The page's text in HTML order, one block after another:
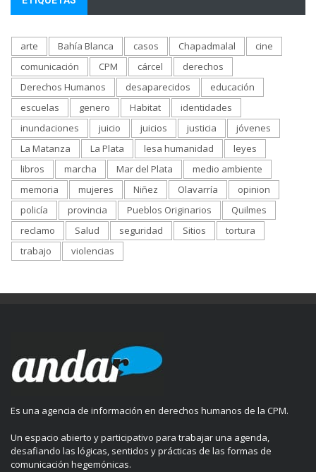
arte Bahía Blanca casos Chapadmalal
cine
comunicación
CPM cárcel
derechos
Derechos Humanos
desaparecidos
educación
escuelas
genero Habitat
identidades
inundaciones
juicio juicios justicia
jóvenes
La Matanza
La Plata lesa humanidad
leyes
libros
marcha Mar del Plata
medio ambiente
memoria
mujeres Niñez Olavarría
opinion
policía
provincia Pueblos Originarios
Quilmes
reclamo
Salud seguridad Sitios
tortura
trabajo
violencias
Es una agencia de información en derechos humanos de la CPM.
Un espacio abierto y participativo para trabajar una agenda,
desafiando las lógicas, sentidos y prácticas de las formas de
comunicación hegemónicas.